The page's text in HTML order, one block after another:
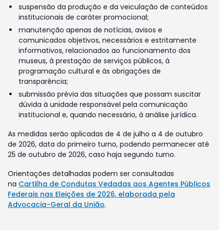
suspensão da produção e da veiculação de conteúdos
institucionais de caráter promocional;
manutenção apenas de notícias, avisos e
comunicados objetivos, necessários e estritamente
informativos, relacionados ao funcionamento dos
museus, à prestação de serviços públicos, à
programação cultural e às obrigações de
transparência;
submissão prévia das situações que possam suscitar
dúvida à unidade responsável pela comunicação
institucional e, quando necessário, à análise jurídica.
As medidas serão aplicadas de 4 de julho a 4 de outubro
de 2026, data do primeiro turno, podendo permanecer até
25 de outubro de 2026, caso haja segundo turno.
Orientações detalhadas podem ser consultadas
na Cartilha de Condutas Vedadas aos Agentes Públicos
Federais nas Eleições de 2026, elaborada pela
Advocacia-Geral da União.